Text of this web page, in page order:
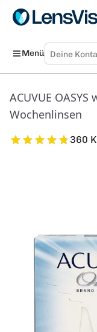
Menü
ACUVUE OASYS
Wochenlinsen
360